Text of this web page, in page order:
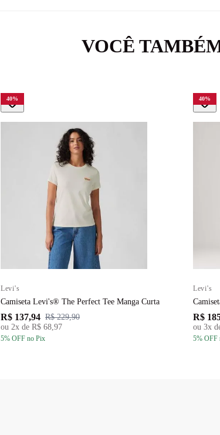
VOCÊ
40%
Levi's
Camiseta Levi's® The Perfect Tee Manga Curta
R$ 137,94 R$ 229,90
ou 2x de R$ 68,97
5% OFF no Pix
40%
Levi's
R$
ou 3x
5% OFF